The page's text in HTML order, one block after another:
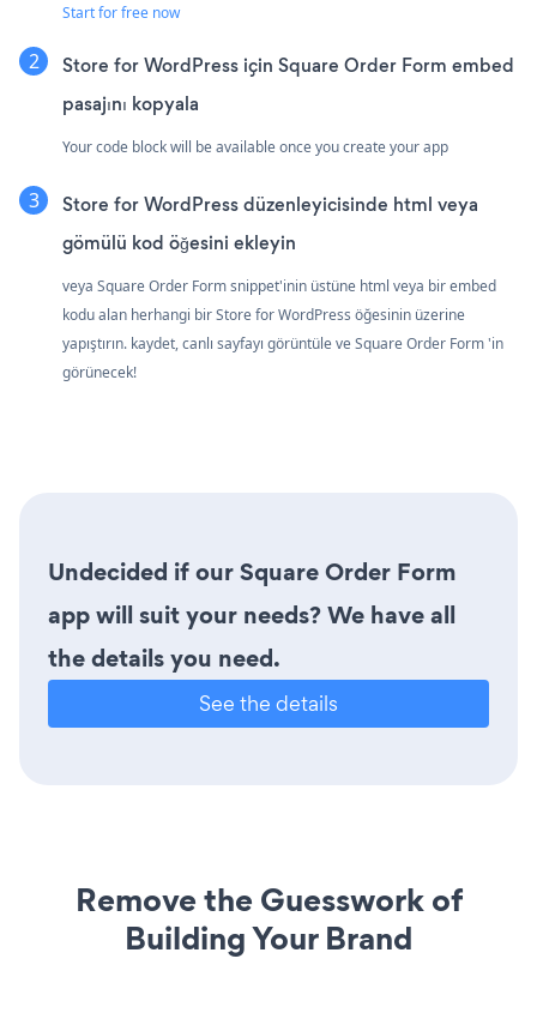
Start for free now
Store for WordPress için Square Order Form embed
pasajını kopyala
Your code block will be available once you create your app
Store for WordPress düzenleyicisinde html veya
gömülü kod öğesini ekleyin
veya Square Order Form snippet'inin üstüne html veya bir embed
kodu alan herhangi bir Store for WordPress öğesinin üzerine
yapıştırın. kaydet, canlı sayfayı görüntüle ve Square Order Form 'in
görünecek!
Undecided if our Square Order Form
app will suit your needs? We have all
the details you need.
See the details
Remove the Guesswork of
Building Your Brand